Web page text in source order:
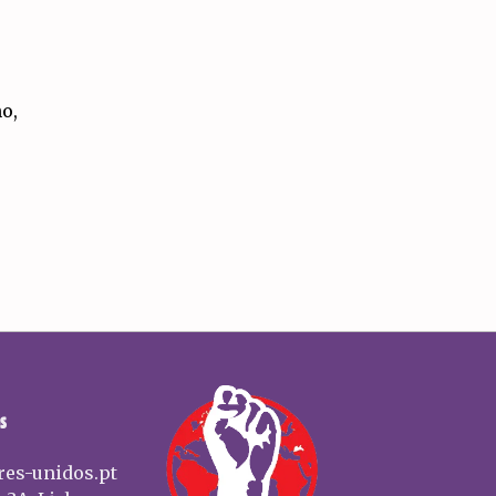
unidos.pt